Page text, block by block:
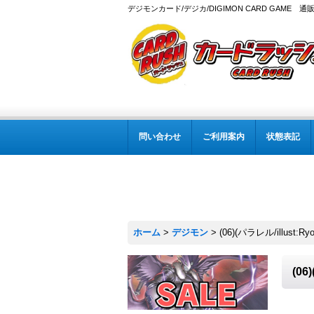
デジモンカード/デジカ/DIGIMON CARD GAME 通
問い合わせ ご利用案内 状態表記
ホーム > デジモン > (06)(パラレル/